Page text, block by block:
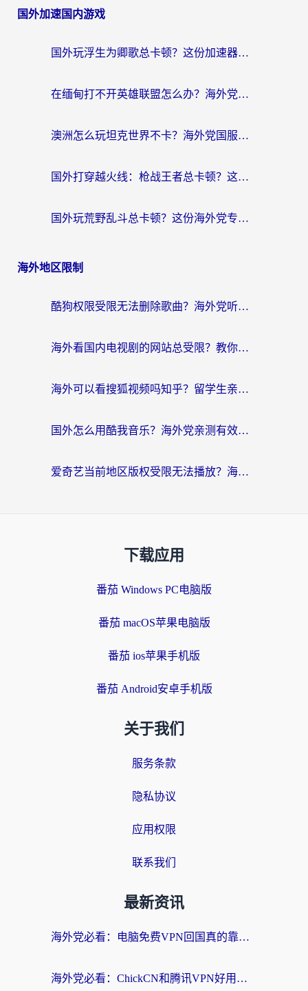
国外加速国内游戏
国外玩浮生为卿歌总卡顿？这份加速器选择指南帮你找回丝滑体验
在缅甸打不开英雄联盟怎么办？海外党亲测有效的国服游戏加速指南
澳洲怎么玩坦克世界不卡？海外党国服游戏加速终极指南（附逆战奇妙碰碰车解决方案）
国外打穿越火线：枪战王者总卡顿？这篇加速器推荐下载指南帮你解决延迟难题
国外玩荒野乱斗总卡顿？这份海外党专属的国服游戏加速攻略请收好
海外地区限制
酷狗权限受限无法删除歌曲？海外党听国内音乐的终极解决方案来了
海外看国内电视剧的网站总受限？教你选对回国加速器，轻松追热剧
海外可以看搜狐视频吗知乎？留学生亲测有效的回国加速器选择指南
国外怎么用酷我音乐？海外党亲测有效的回国加速方案，附千千音乐中文歌收听指南
爱奇艺当前地区版权受限无法播放？海外党追剧看电影的终极解决方案来了
下载应用
番茄 Windows PC电脑版
番茄 macOS苹果电脑版
番茄 ios苹果手机版
番茄 Android安卓手机版
关于我们
服务条款
隐私协议
应用权限
联系我们
最新资讯
海外党必看：电脑免费VPN回国真的靠谱吗？附实测对比与最优方案指南
海外党必看：ChickCN和腾讯VPN好用吗？3招选对回国加速器，告别地区限制